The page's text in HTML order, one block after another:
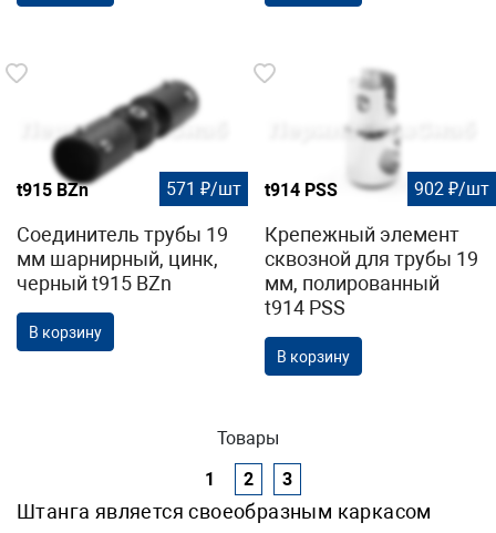
t915 BZn 571 ₽/шт
Соединитель трубы 19
мм шарнирный, цинк,
черный t915 BZn
В корзину
t914 PSS 902 ₽/шт
Крепежный элемент
сквозной для трубы 19
мм, полированный
t914 PSS
В корзину
Товары
1
2 3
Штанга является своеобразным каркасом